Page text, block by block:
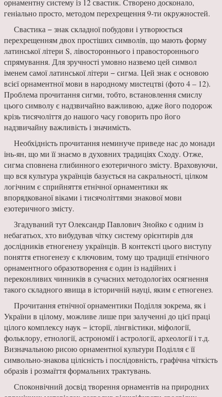
орнаментну систему із 12 свастик. Створено досконало,
геніально просто, методом перехрещення 9-ти окружностей.
Свастика − знак складної побудови і утворюється
перехрещенням двох простіших символів, що мають форму
латинської літери S, лівостороннього і правостороннього
спрямування. Для зручності умовно назвемо цей символ
іменем самої латинської літери − сигма. Цей знак є основою
всієї орнаментної мови в народному мистецтві (фото 4 – 12).
Проблема прочитання сигми, тобто, встановлення смислу
цього символу є надзвичайно важливою, адже його подорож
крізь тисячоліття до нашого часу говорить про його
надзвичайну важливість і значимість.
Необхідність прочитання неминуче приведе нас до монади
інь-ян, що ми її знаємо в духовних традиціях Сходу. Отже,
сигма сповнена глибинного езотеричного змісту. Враховуючи,
що вся культура українців базується на сакральності, цілком
логічним є сприйняття етнічної орнаментики як
впорядкованої віками і тисячоліттями знакової мови
езотеричного змісту.
Згадуваний тут Олександр Павлович Знойко є одним із
небагатьох, хто вибудував чітку систему орієнтирів для
дослідників етногенезу українців. В контексті цього виступу
поняття етногенезу є ключовим, тому що традиції етнічного
орнаментного образотворення є один із надійних і
переконливих чинників в сучасних методологіях осягнення
такого складного явища в історичній науці, яким є етногенез.
Прочитання етнічної орнаментики Поділля зокрема, як і
України в цілому, можливе лише при залученні до цієї праці
цілого комплексу наук − історії, лінгвістики, міфології,
фольклору, етнології, астрономії і астрології, археології і т.д.
Визначальною рисою орнаментної культури Поділля є її
символьно-знакова цілісність і послідовність, графічна чіткість
образів і розмаїття формальних трактувань.
Споконвічний досвід творення орнаментів на природних